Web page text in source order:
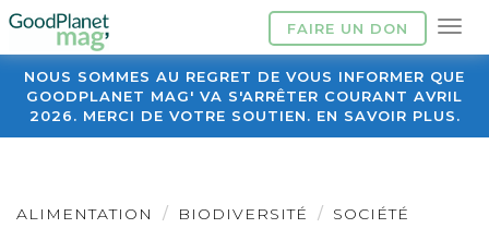
FAIRE UN DON
NOUS SOMMES AU REGRET DE VOUS INFORMER QUE
GOODPLANET MAG' VA S'ARRÊTER COURANT AVRIL
2026. MERCI DE VOTRE SOUTIEN. EN SAVOIR PLUS.
ALIMENTATION BIODIVERSITÉ SOCIÉTÉ